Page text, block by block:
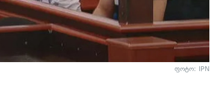
ფოტო: IPN